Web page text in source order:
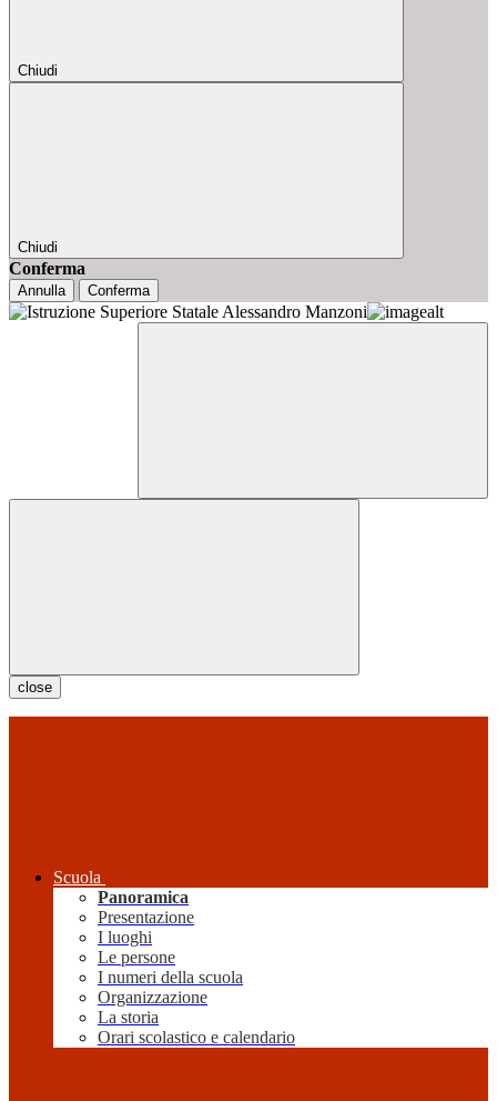
Chiudi
Chiudi
Conferma
Annulla Conferma
close
Scuola
Panoramica
Presentazione
I luoghi
Le persone
I numeri della scuola
Organizzazione
La storia
Orari scolastico e calendario